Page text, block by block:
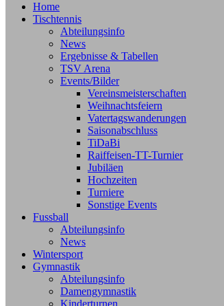
Home
Tischtennis
Abteilungsinfo
News
Ergebnisse & Tabellen
TSV Arena
Events/Bilder
Vereinsmeisterschaften
Weihnachtsfeiern
Vatertagswanderungen
Saisonabschluss
TiDaBi
Raiffeisen-TT-Turnier
Jubiläen
Hochzeiten
Turniere
Sonstige Events
Fussball
Abteilungsinfo
News
Wintersport
Gymnastik
Abteilungsinfo
Damengymnastik
Kinderturnen